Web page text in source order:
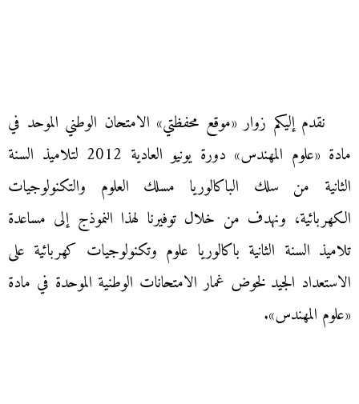
نقدم إليكم زوار «موقع محفظتي» الامتحان الوطني الموحد في
مادة «علوم المهندس» دورة يونيو العادية 2012 لتلاميذ السنة
الثانية من سلك الباكالوريا مسلك العلوم والتكنولوجيات
الكهربائية، ونهدف من خلال توفيرنا لهذا النموذج إلى مساعدة
تلاميذ السنة الثانية باكالوريا علوم وتكنولوجيات كهربائية على
الاستعداد الجيد لخوض غمار الامتحانات الوطنية الموحدة في مادة
«علوم المهندس».